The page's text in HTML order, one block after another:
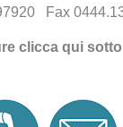
Fax
clicca qui sotto